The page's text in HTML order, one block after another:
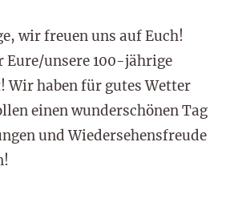
wir freuen uns auf Euch!
Eure/unsere 100-jährige
Wir haben für gutes Wetter
einen wunderschönen Tag
und Wiedersehensfreude